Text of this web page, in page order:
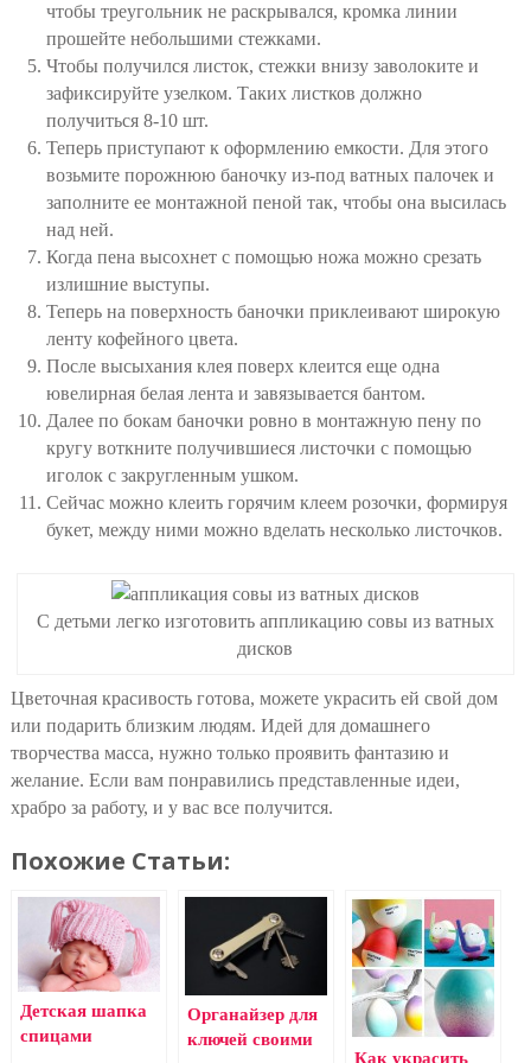
чтобы треугольник не раскрывался, кромка линии
прошейте небольшими стежками.
Чтобы получился листок, стежки внизу заволоките и
зафиксируйте узелком. Таких листков должно
получиться 8-10 шт.
Теперь приступают к оформлению емкости. Для этого
возьмите порожнюю баночку из-под ватных палочек и
заполните ее монтажной пеной так, чтобы она высилась
над ней.
Когда пена высохнет с помощью ножа можно срезать
излишние выступы.
Теперь на поверхность баночки приклеивают широкую
ленту кофейного цвета.
После высыхания клея поверх клеится еще одна
ювелирная белая лента и завязывается бантом.
Далее по бокам баночки ровно в монтажную пену по
кругу воткните получившиеся листочки с помощью
иголок с закругленным ушком.
Сейчас можно клеить горячим клеем розочки, формируя
букет, между ними можно вделать несколько листочков.
С детьми легко изготовить аппликацию совы из ватных
дисков
Цветочная красивость готова, можете украсить ей свой дом
или подарить близким людям. Идей для домашнего
творчества масса, нужно только проявить фантазию и
желание. Если вам понравились представленные идеи,
храбро за работу, и у вас все получится.
Похожие Статьи:
Детская шапка
спицами
Органайзер для
ключей своими
Как украсить